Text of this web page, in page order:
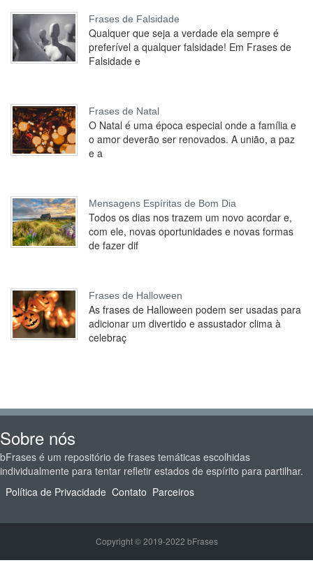
Frases de Falsidade
Qualquer que seja a verdade ela sempre é
preferível a qualquer falsidade! Em Frases de
Falsidade e
Frases de Natal
O Natal é uma época especial onde a família e
o amor deverão ser renovados. A união, a paz
e a
Mensagens Espíritas de Bom Dia
Todos os dias nos trazem um novo acordar e,
com ele, novas oportunidades e novas formas
de fazer dif
Frases de Halloween
As frases de Halloween podem ser usadas para
adicionar um divertido e assustador clima à
celebraç
Sobre nós
bFrases é um repositório de frases temáticas escolhidas
individualmente para tentar refletir estados de espírito para partilhar.
Política de Privacidade Contato Parceiros
Copyright © 2019-2022 bFrases